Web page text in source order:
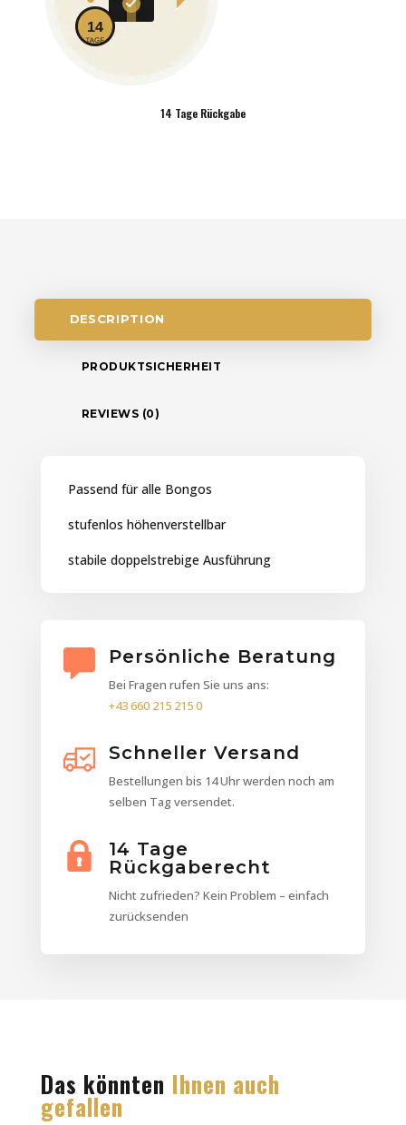
14 Tage Rückgabe
DESCRIPTION
PRODUKTSICHERHEIT
REVIEWS (0)
Passend für alle Bongos
stufenlos höhenverstellbar
stabile doppelstrebige Ausführung
Persönliche Beratung
Bei Fragen rufen Sie uns ans:
+43 660 215 215 0
Schneller Versand
Bestellungen bis 14 Uhr werden noch am
selben Tag versendet.
14 Tage
Rückgaberecht
Nicht zufrieden? Kein Problem – einfach
zurücksenden
Das könnten Ihnen auch
gefallen